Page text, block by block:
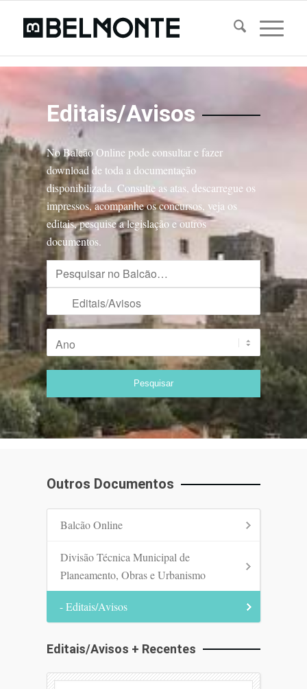
Editais/Avisos
No Balcão Online pode consultar e fazer
download de toda a documentação
disponibilizada. Consulte as atas, descarregue os
impressos, acompanhe os concursos, veja os
editais, pesquise a legislação e outros
documentos.
Outros Documentos
Balcão Online
Divisão Técnica Municipal de
Planeamento, Obras e Urbanismo
- Editais/Avisos
Editais/Avisos + Recentes